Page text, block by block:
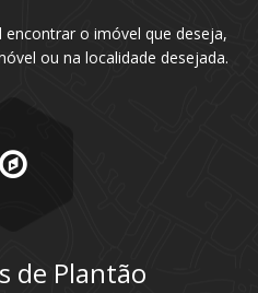
o imóvel que deseja,
ou na localidade desejada.
de Plantão